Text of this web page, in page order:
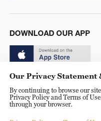
DOWNLOAD OUR APP
© China Radio
Shijingshan Road, Beijing,
Our Privacy Statement
By continuing to browse our
Privacy Policy and Terms of
through your browser.